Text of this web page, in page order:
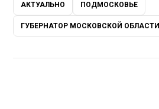
АКТУАЛЬНО ПОДМОСКОВЬЕ
ГУБЕРНАТОР МОСКОВСКОЙ ОБЛАСТИ